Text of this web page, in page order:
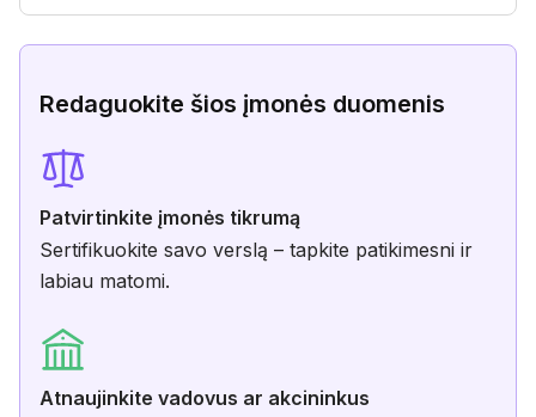
Redaguokite šios įmonės duomenis
Patvirtinkite įmonės tikrumą
Sertifikuokite savo verslą – tapkite patikimesni ir
labiau matomi.
Atnaujinkite vadovus ar akcininkus